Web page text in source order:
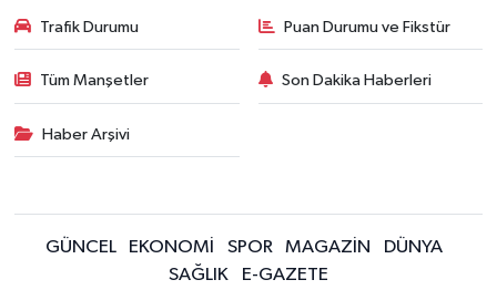
Trafik Durumu Puan Durumu ve Fikstür
Tüm Manşetler Son Dakika Haberleri
Haber Arşivi
GÜNCEL EKONOMİ SPOR MAGAZİN
DÜNYA
SAĞLIK
E-GAZETE